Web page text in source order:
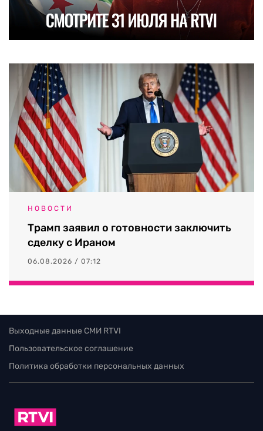
НОВОСТИ
Трамп заявил о готовности заключить
сделку с Ираном
06.08.2026 / 07:12
Выходные данные СМИ RTVI
Пользовательское соглашение
Политика обработки персональных данных